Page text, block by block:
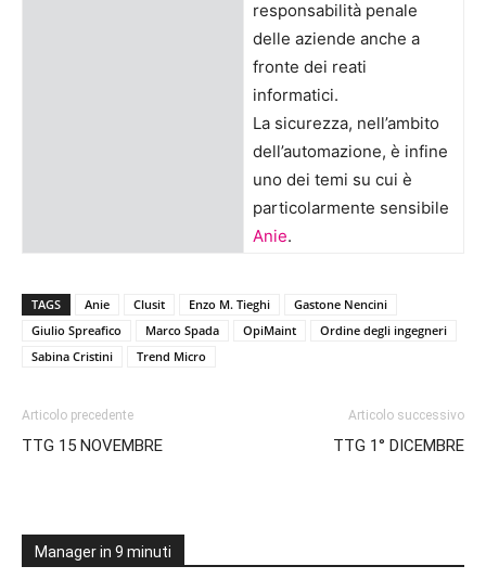
responsabilità penale
delle aziende anche a
fronte dei reati
informatici.
La sicurezza, nell’ambito
dell’automazione, è infine
uno dei temi su cui è
particolarmente sensibile
Anie.
TAGS Anie Clusit Enzo M. Tieghi
Gastone Nencini
Giulio Spreafico
Marco Spada OpiMaint
Ordine degli ingegneri
Sabina Cristini
Trend Micro
Articolo precedente
TTG 15 NOVEMBRE
Articolo successivo
TTG 1° DICEMBRE
Manager in 9 minuti